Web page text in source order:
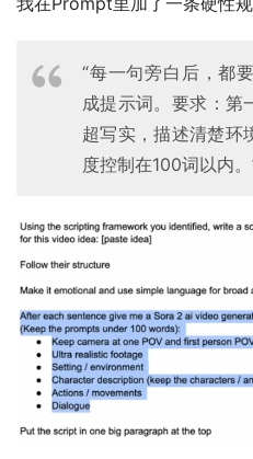
“每一句旁白后，都
成提示词。要求：第
超写实，描述清楚环
度控制在100词以内。